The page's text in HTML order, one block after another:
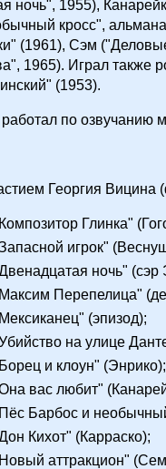
ночь", 1955),
кросс",
(1961), Сэм
1965). Играл также
(1953).
по озвучанию
Георгия Вицина
Глинка"
игрок"
ночь" (сэр
Перепелица"
(эпизод);
на улице
и клоун" (Энрико);
вас любит"
Барбос и
Кихот" (Карраско);
аттракцион"